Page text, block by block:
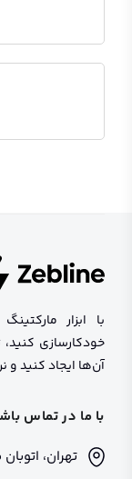
با ابزار
خودکارسازی
آن‌ها ایجاد کنید و
با ما در تماس
تهران،